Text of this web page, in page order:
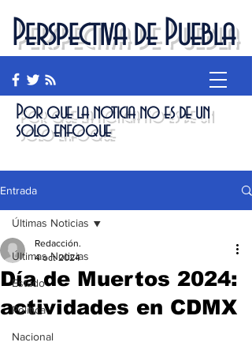
Perspectiva de Puebla
Por que la noticia no es de un
solo enfoque
Entrada
Últimas Noticias
Estado
Política
Nacional
Últimas Noticias
Día de Muertos 2024:
actividades en CDMX
Redacción.
4 oct 2024